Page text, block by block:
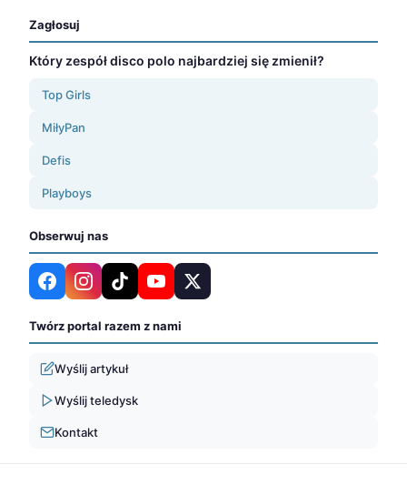
Zagłosuj
Który zespół disco polo najbardziej się zmienił?
Top Girls
MiłyPan
Defis
Playboys
Obserwuj nas
Twórz portal razem z nami
Wyślij artykuł
Wyślij teledysk
Kontakt